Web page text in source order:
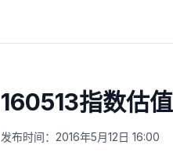
160513指数估
发布时间： 2016年5月12日 16:00